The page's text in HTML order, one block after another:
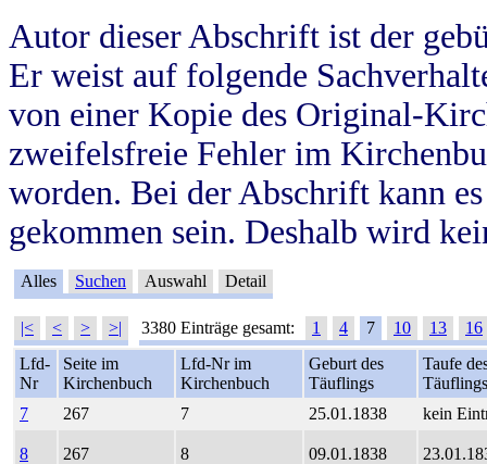
Autor dieser Abschrift ist der
Er weist auf folgende
von einer Kopie des Original-
zweifelsfreie Fehler im
worden. Bei der Abschrift kann
gekommen sein. Deshalb wird
Alles Suchen Auswahl Detail
|< < > >| 3380 Einträge gesamt: 1 4 7 10 13
16
Lfd-
Nr
Seite im
Kirchenbuch
Lfd-Nr im
Kirchenbuch
Geburt des
Täuflings
Taufe
Täuflings
7
267 7 25.01.1838 kein
8 267 8 09.01.1838